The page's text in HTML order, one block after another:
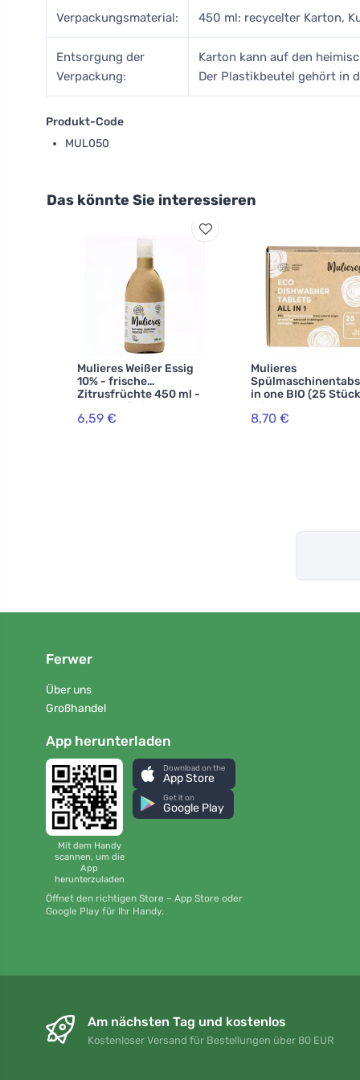
Verpackungsmaterial: 450 ml: recycelter Karton,
Entsorgung der
Verpackung:
Karton kann auf den
Der Plastikbeutel gehört in
Produkt-Code
MUL050
Das könnte Sie interessieren
Mulieres Weißer Essig
10% - frische
Zitrusfrüchte 450 ml -
100% natürlich
6,59 €
Mulieres
in one BIO (25
mit ecocert-
Zertifizierung
8,70 €
Ferwer
Über uns
Großhandel
App herunterladen
Mit dem Handy
scannen, um die
App
herunterzuladen
Download on the
App Store
Get it on
Google Play
Öffnet den richtigen Store – App Store oder
Google Play für Ihr Handy.
Am nächsten Tag und kostenlos
Kostenloser Versand für Bestellungen über 80 EUR